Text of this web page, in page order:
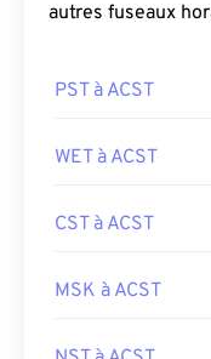
autres fuseaux
PST à ACST
WET à ACST
CST à ACST
MSK à ACST